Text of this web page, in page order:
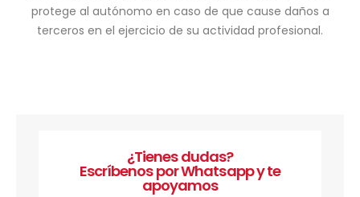
protege al autónomo en caso de que cause daños a
terceros en el ejercicio de su actividad profesional.
¿Tienes dudas?
Escríbenos por Whatsapp y te
apoyamos